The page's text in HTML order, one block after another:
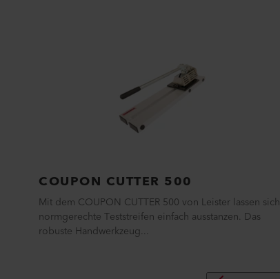
COUPON CUTTER 500
Mit dem COUPON CUTTER 500 von Leister lassen sich
normgerechte Teststreifen einfach ausstanzen. Das
robuste Handwerkzeug...